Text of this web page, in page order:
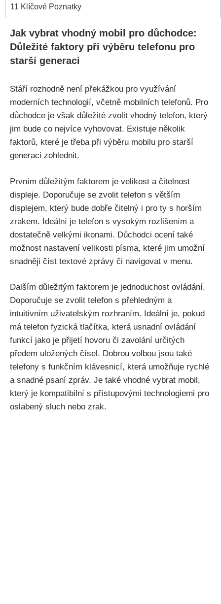
11 Klíčové Poznatky
Jak vybrat vhodný mobil pro důchodce:
Důležité faktory při výběru telefonu pro
starší generaci
Stáří rozhodně není překážkou pro využívání
moderních technologií, včetně mobilních telefonů. Pro
důchodce je však důležité zvolit vhodný telefon, který
jim bude co nejvíce vyhovovat. Existuje několik
faktorů, které je třeba při výběru mobilu pro starší
generaci zohlednit.
Prvním důležitým faktorem je velikost a čitelnost
displeje. Doporučuje se zvolit telefon s větším
displejem, který bude dobře čitelný i pro ty s horším
zrakem. Ideální je telefon s vysokým rozlišením a
dostatečně velkými ikonami. Důchodci ocení také
možnost nastavení velikosti písma, které jim umožní
snadněji číst textové zprávy či navigovat v menu.
Dalším důležitým faktorem je jednoduchost ovládání.
Doporučuje se zvolit telefon s přehledným a
intuitivním uživatelským rozhraním. Ideální je, pokud
má telefon fyzická tlačítka, která usnadní ovládání
funkcí jako je přijetí hovoru či zavolání určitých
předem uložených čísel. Dobrou volbou jsou také
telefony s funkčním klávesnicí, která umožňuje rychlé
a snadné psaní zpráv. Je také vhodné vybrat mobil,
který je kompatibilní s přístupovými technologiemi pro
oslabený sluch nebo zrak.